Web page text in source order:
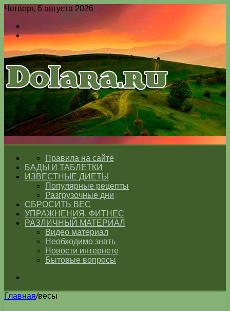
Четверг, 6 августа 2026
Switch
skin
Меню
Switch
ГЛАВНАЯПравила на сайте
БАДЫ И ТАБЛЕТКИ
ИЗВЕСТНЫЕ ДИЕТЫ
Популярные рецепты
Разгрузочные дни
СБРОСИТЬ ВЕС
УПРАЖНЕНИЯ, ФИТНЕС
РАЗЛИЧНЫЙ МАТЕРИАЛ
Видео материал
Необходимо знать
Новости интернете
Бытовые вопросы
Главная/весы